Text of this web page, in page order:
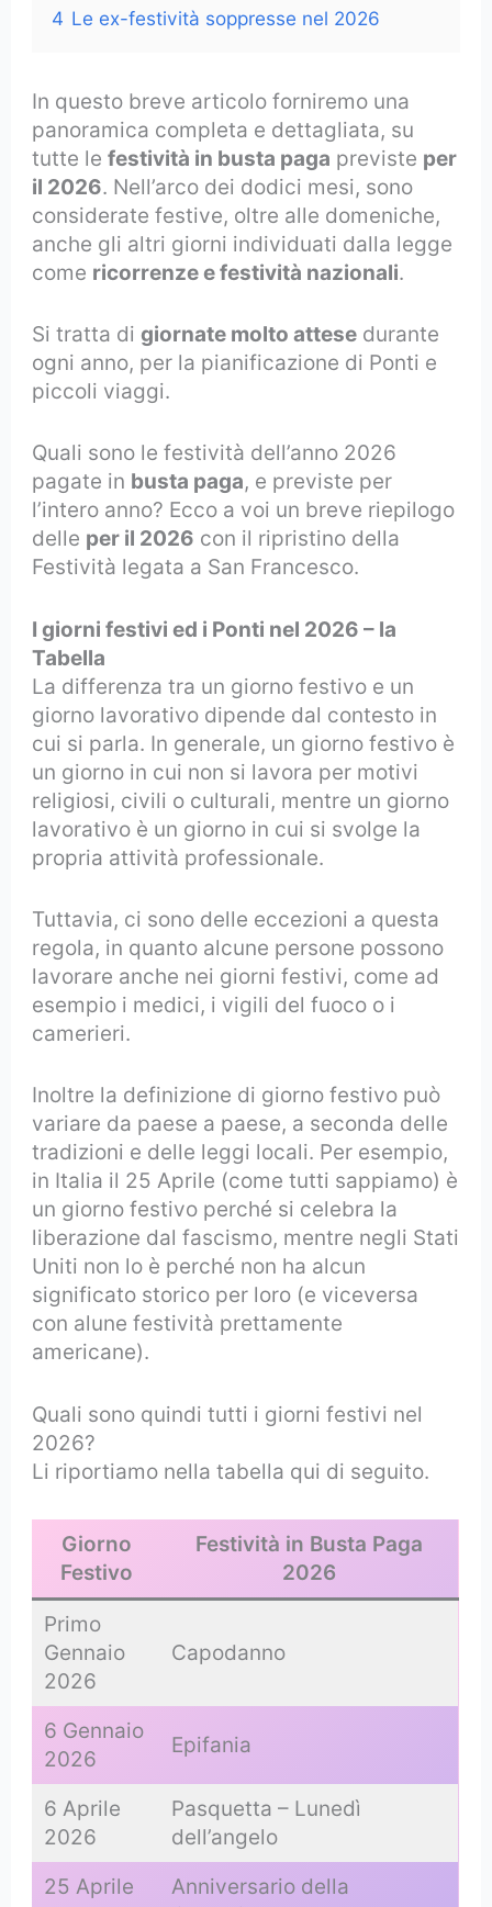
4 Le ex-festività soppresse nel 2026
In questo breve articolo forniremo una
panoramica completa e dettagliata, su
tutte lefestività in busta paga previste per
il 2026. Nell’arco dei dodici mesi, sono
considerate festive, oltre alle domeniche,
anche gli altri giorni individuati dalla legge
come ricorrenze e festività nazionali.
Si tratta digiornate molto attese durante
ogni anno, per la pianificazione di Ponti e
piccoli viaggi.
Quali sono le festività dell’anno 2026
pagate in busta paga, e previste per
l’intero anno? Ecco a voi un breve riepilogo
delle per il 2026 con il ripristino della
Festività legata a San Francesco.
I giorni festivi ed i Ponti nel 2026 – la
Tabella
La differenza tra un giorno festivo e un
giorno lavorativo dipende dal contesto in
cui si parla. In generale, un giorno festivo è
un giorno in cui non si lavora per motivi
religiosi, civili o culturali, mentre un giorno
lavorativo è un giorno in cui si svolge la
propria attività professionale.
Tuttavia, ci sono delle eccezioni a questa
regola, in quanto alcune persone possono
lavorare anche nei giorni festivi, come ad
esempio i medici, i vigili del fuoco o i
camerieri.
Inoltre la definizione di giorno festivo può
variare da paese a paese, a seconda delle
tradizioni e delle leggi locali. Per esempio,
in Italia il 25 Aprile (come tutti sappiamo) è
un giorno festivo perché si celebra la
liberazione dal fascismo, mentre negli Stati
Uniti non lo è perché non ha alcun
significato storico per loro (e viceversa
con alune festività prettamente
americane).
Quali sono quindi tutti i giorni festivi nel
2026?
Li riportiamo nella tabella qui di seguito.
Giorno
Festivo
Festività in Busta Paga
2026
Primo
Gennaio
2026
Capodanno
6 Gennaio
2026
Epifania
6 Aprile
2026
Pasquetta – Lunedì
dell’angelo
25 Aprile
Anniversario della